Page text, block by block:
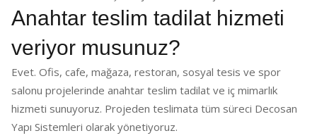
Anahtar teslim tadilat hizmeti
veriyor musunuz?
Evet. Ofis, cafe, mağaza, restoran, sosyal tesis ve spor
salonu projelerinde anahtar teslim tadilat ve iç mimarlık
hizmeti sunuyoruz. Projeden teslimata tüm süreci Decosan
Yapı Sistemleri olarak yönetiyoruz.